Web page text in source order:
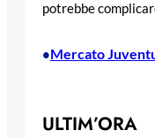
potrebbe
•Mercato
ULTIM’ORA